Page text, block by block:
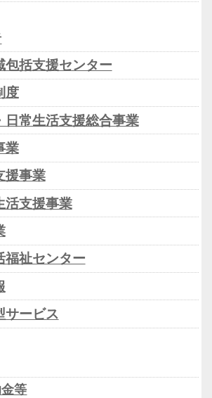
包括支援センター
度
日常生活支援総合事業
業
援事業
活支援事業
福祉センター
サービス
等